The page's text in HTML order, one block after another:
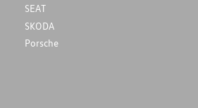
SEAT
SKODA
Porsche